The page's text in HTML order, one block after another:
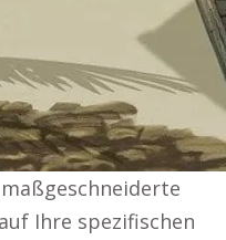
Ihre spezifischen